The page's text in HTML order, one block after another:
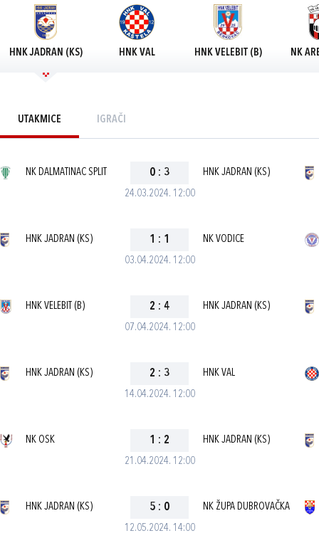
HNK JADRAN (KS) HNK VAL HNK VELEBIT (B) NK
UTAKMICE IGRAČI
24.03.2024. 12:00
NK DALMATINAC SPLIT 0 : 3 HNK JADRAN (KS)
03.04.2024. 12:00
HNK JADRAN (KS) 1 : 1 NK VODICE
07.04.2024. 12:00
HNK VELEBIT (B) 2 : 4 HNK JADRAN (KS)
14.04.2024. 12:00
HNK JADRAN (KS) 2 : 3 HNK VAL
21.04.2024. 12:00
NK OSK 1 : 2 HNK JADRAN (KS)
12.05.2024. 14:00
HNK JADRAN (KS) 5 : 0 NK ŽUPA DUBROVAČKA